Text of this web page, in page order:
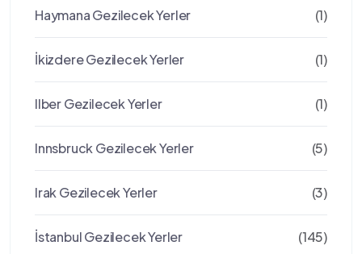
Haymana Gezilecek Yerler (1)
İkizdere Gezilecek Yerler (1)
Ilber Gezilecek Yerler (1)
Innsbruck Gezilecek Yerler (5)
Irak Gezilecek Yerler (3)
İstanbul Gezilecek Yerler (145)